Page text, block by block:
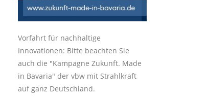
Vorfahrt für nachhaltige
Innovationen: Bitte beachten Sie
auch die "Kampagne Zukunft. Made
in Bavaria" der vbw mit Strahlkraft
auf ganz Deutschland.